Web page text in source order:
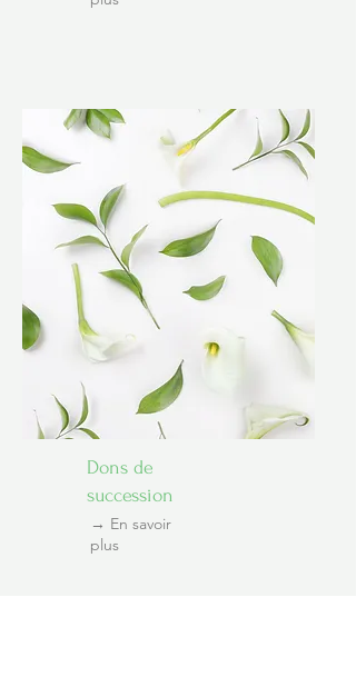
Dons de
succession
→ En savoir
plus